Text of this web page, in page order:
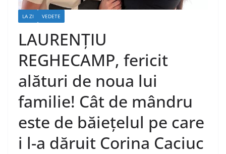
LA ZI VEDETE
LAURENȚIU
REGHECAMP, fericit
alături de noua lui
familie! Cât de mândru
este de băiețelul pe care
i l-a dăruit Corina Caciuc